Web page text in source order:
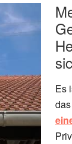
Es
das